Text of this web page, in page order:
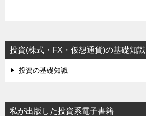
投資(株式・FX・仮想通貨)の基礎知識
投資の基礎知識
私が出版した投資系電子書籍